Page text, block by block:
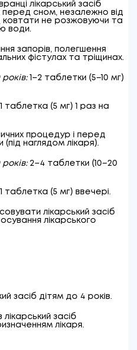
лікарський засіб
перед сном, незалежно від
ковтати не розжовуючи та
води.
запорів, полегшення
фістулах та тріщинах.
років:1–2 таблетки (5–10 мг)
таблетка (5 мг) 1 раз на
процедур і перед
наглядом лікаря).
років:2–4 таблетки (10–20
таблетка (5 мг) ввечері.
лікарський засіб
лікарського
засіб дітям до 4 років.
лікарський засіб
лікаря.